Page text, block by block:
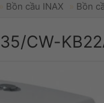
» Bồn cầu INAX » Bồn
CW-